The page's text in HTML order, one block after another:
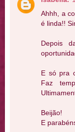
Ahhh, a
é linda!!
Depois
E só pra
Faz
Beijão!
E